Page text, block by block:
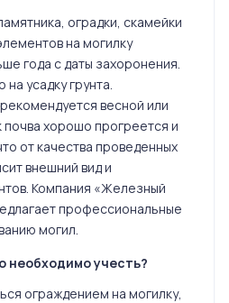
оградки, скамейки
на могилку
года с даты захоронения.
усадку грунта.
весной или
почва хорошо прогреется и
от качества проведенных
внешний вид и
Компания «Железный
профессиональные
могил.
необходимо учесть?
ограждением на могилку,